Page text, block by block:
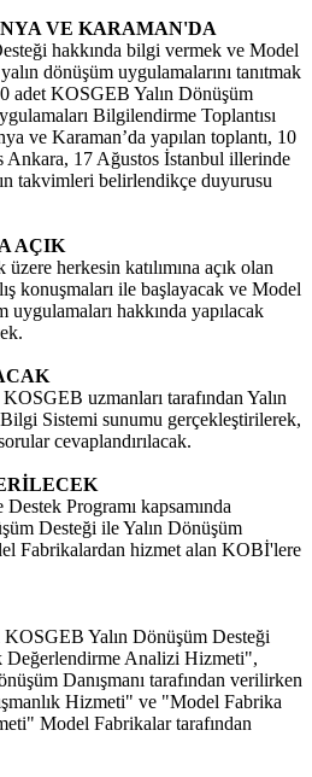
VE KARAMAN'DA
hakkında bilgi vermek ve Model
dönüşüm uygulamalarını tanıtmak
adet KOSGEB Yalın Dönüşüm
Bilgilendirme Toplantısı
ve Karaman’da yapılan toplantı, 10
Ankara, 17 Ağustos İstanbul illerinde
takvimleri belirlendikçe duyurusu
AÇIK
herkesin katılımına açık olan
konuşmaları ile başlayacak ve Model
hakkında yapılacak
uzmanları tarafından Yalın
Sistemi sunumu gerçekleştirilerek,
cevaplandırılacak.
Programı kapsamında
Desteği ile Yalın Dönüşüm
Fabrikalardan hizmet alan KOBİ'lere
Yalın Dönüşüm Desteği
Değerlendirme Analizi Hizmeti",
Danışmanı tarafından verilirken
Hizmeti" ve "Model Fabrika
Model Fabrikalar tarafından